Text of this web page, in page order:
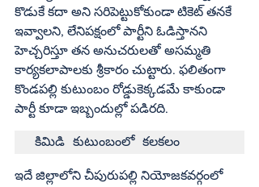
కొడుకే కదా అని సరిపెట్టుకోకుండా టికెట్‌ తనకే
ఇవ్వాలని, లేనిపక్షంలో పార్టీని ఓడిస్తానని
హెచ్చరిస్తూ తన అనుచరులతో అసమ్మతి
కార్యకలాపాలకు శ్రీకారం చుట్టారు. ఫలితంగా
కొండపల్లి కుటుంబం రోడ్డుకెక్కడమే కాకుండా
పార్టీ కూడా ఇబ్బందుల్లో పడిరది.
కిమిడి కుటుంబంలో కలకలం
ఇదే జిల్లాలోని చీపురుపల్లి నియోజకవర్గంలో